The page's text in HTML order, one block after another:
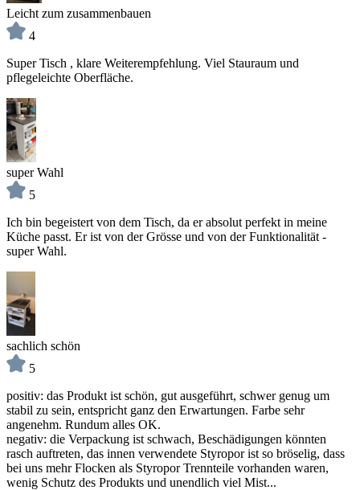
Leicht zum zusammenbauen
4
Super Tisch , klare Weiterempfehlung. Viel Stauraum und
pflegeleichte Oberfläche.
super Wahl
5
Ich bin begeistert von dem Tisch, da er absolut perfekt in meine
Küche passt. Er ist von der Grösse und von der Funktionalität -
super Wahl.
sachlich schön
5
positiv: das Produkt ist schön, gut ausgeführt, schwer genug um
stabil zu sein, entspricht ganz den Erwartungen. Farbe sehr
angenehm. Rundum alles OK.
negativ: die Verpackung ist schwach, Beschädigungen könnten
rasch auftreten, das innen verwendete Styropor ist so bröselig, dass
bei uns mehr Flocken als Styropor Trennteile vorhanden waren,
wenig Schutz des Produkts und unendlich viel Mist...